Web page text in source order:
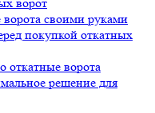
ворота своими руками
покупкой откатных
откатные ворота
решение для